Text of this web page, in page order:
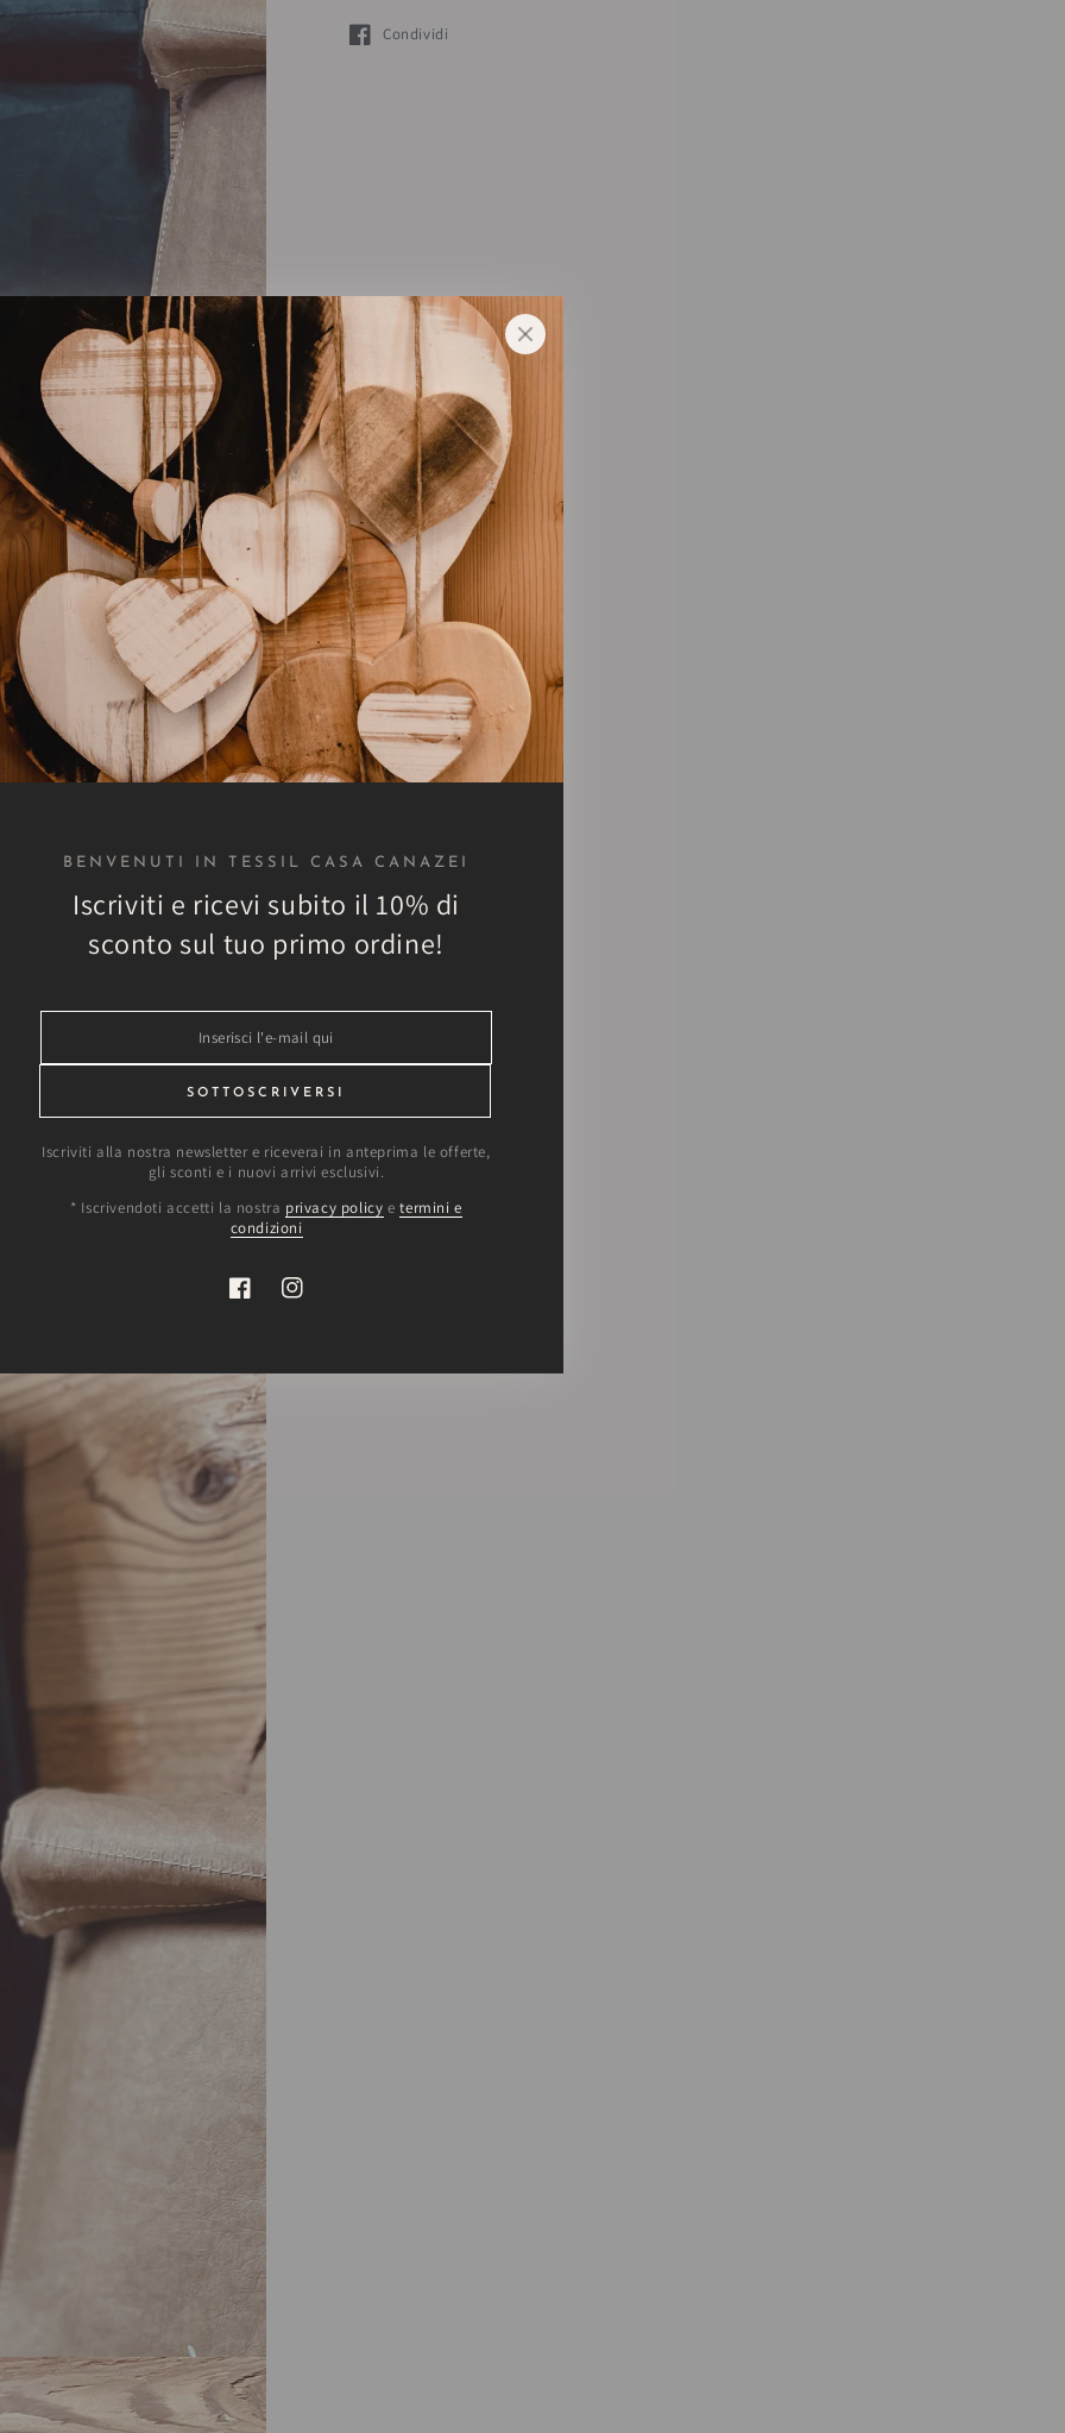
Condividi
Si apre in una nuova finestra.
BENVENUTI IN TESSIL CASA CANAZEI
Iscriviti e ricevi subito il 10% di
sconto sul tuo primo ordine!
l'e-
qui
SOTTOSCRIVERSI
Iscriviti alla nostra newsletter e riceverai in anteprima le offerte,
gli sconti e i nuovi arrivi esclusivi.
* Iscrivendoti accetti la nostra privacy policy etermini e
condizioni
FacebookInstagram